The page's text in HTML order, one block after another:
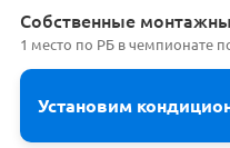
Cобственные
1 место по РБ в чемпионате
Установим